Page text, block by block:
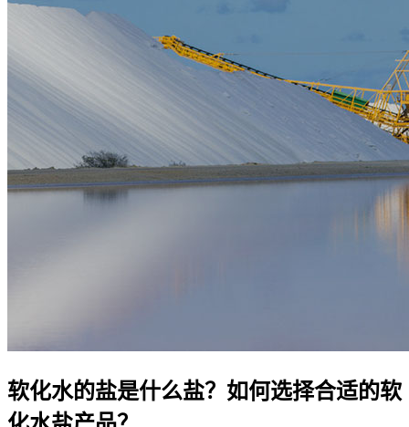
软化水的盐是什么盐？如何选择合适的软